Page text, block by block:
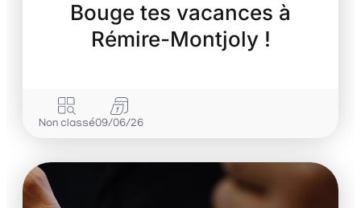
Bouge tes vacances à
Rémire-Montjoly !
Non classé09/06/26